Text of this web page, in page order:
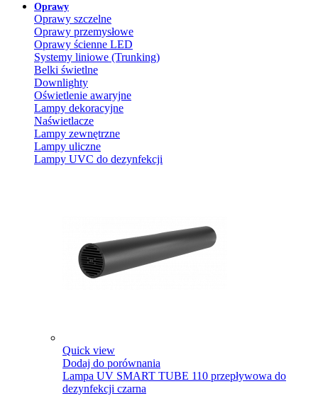
Oprawy
Oprawy szczelne
Oprawy przemysłowe
Oprawy ścienne LED
Systemy liniowe (Trunking)
Belki świetlne
Downlighty
Oświetlenie awaryjne
Lampy dekoracyjne
Naświetlacze
Lampy zewnętrzne
Lampy uliczne
Lampy UVC do dezynfekcji
Quick view
Dodaj do porównania
Lampa UV SMART TUBE 110 przepływowa do
dezynfekcji czarna